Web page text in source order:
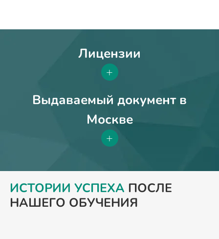
Лицензии
+
Выдаваемый документ в
Москве
+
ИСТОРИИ УСПЕХА ПОСЛЕ
НАШЕГО ОБУЧЕНИЯ